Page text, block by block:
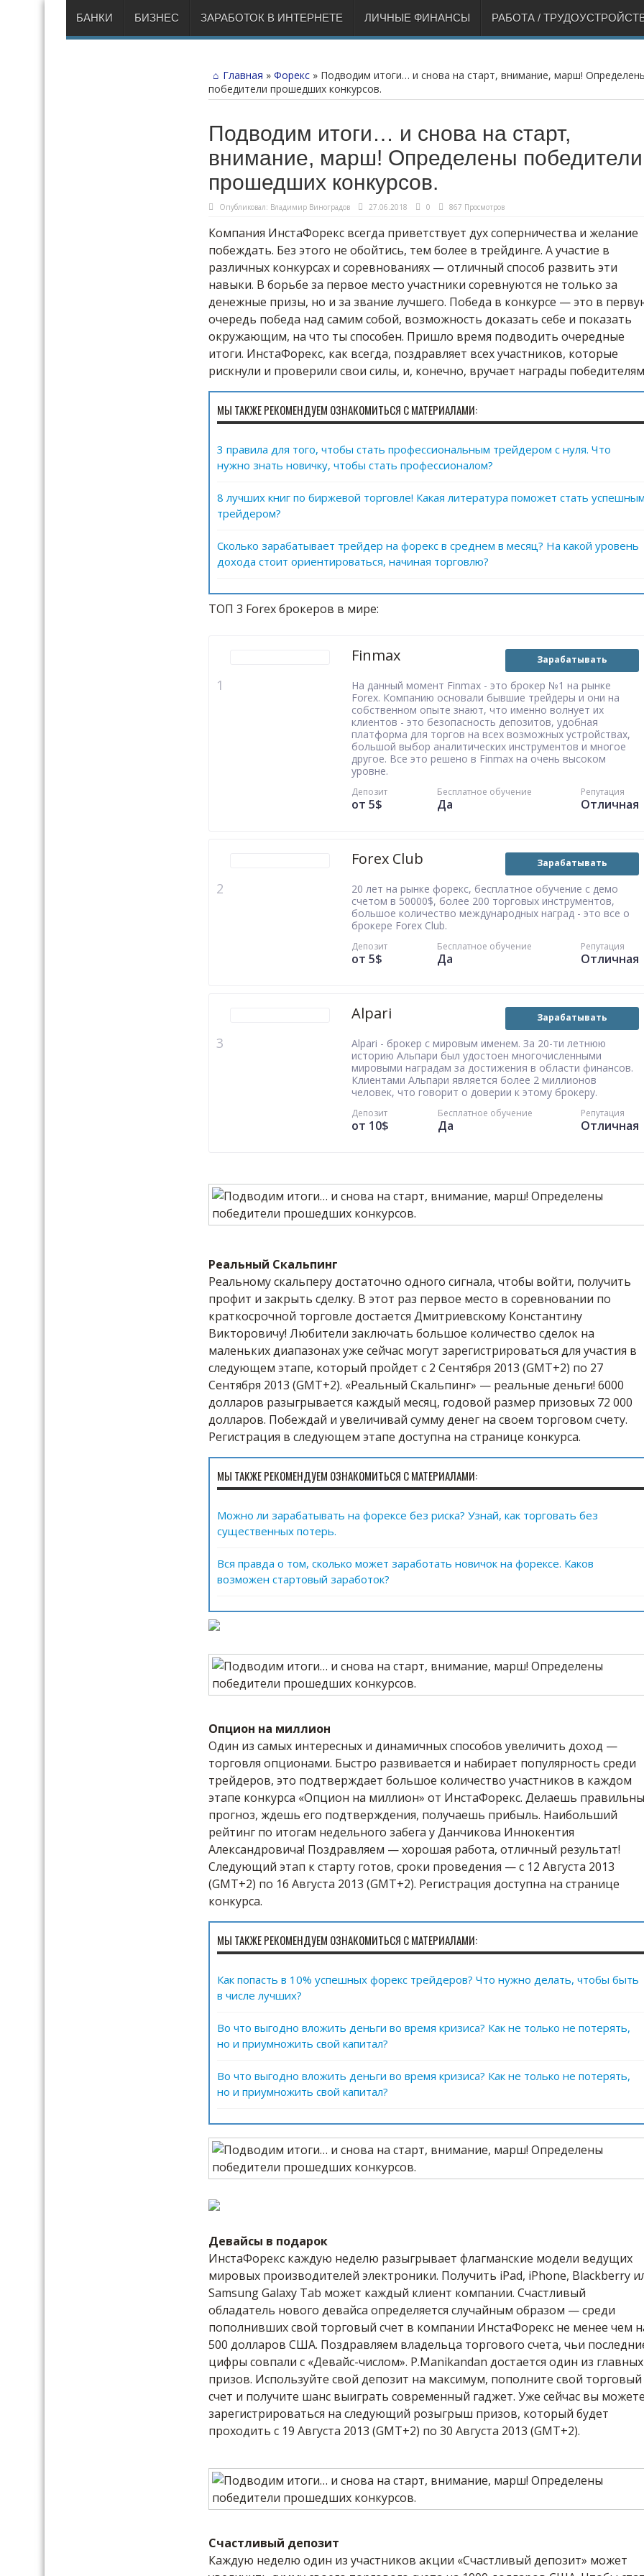
БАНКИ БИЗНЕС ЗАРАБОТОК В ИНТЕРНЕТЕ ЛИЧНЫЕ ФИНАНСЫ РАБОТА /
Главная » Форекс » Подводим итоги… и снова на старт, внимание, марш!
победители прошедших конкурсов.
Подводим итоги… и снова на старт,
внимание, марш! Определены победители
прошедших конкурсов.
Опубликовал: Владимир Виноградов 27.06.2018 0 867 Просмотров
Компания ИнстаФорекс всегда приветствует дух соперничества и желание
побеждать. Без этого не обойтись, тем более в трейдинге. А участие в
различных конкурсах и соревнованиях — отличный способ развить эти
навыки. В борьбе за первое место участники соревнуются не только за
денежные призы, но и за звание лучшего. Победа в конкурсе — это в
очередь победа над самим собой, возможность доказать себе и показать
окружающим, на что ты способен. Пришло время подводить очередные
итоги. ИнстаФорекс, как всегда, поздравляет всех участников, которые
рискнули и проверили свои силы, и, конечно, вручает награды
МЫ ТАКЖЕ РЕКОМЕНДУЕМ ОЗНАКОМИТЬСЯ С МАТЕРИАЛАМИ:
3 правила для того, чтобы стать профессиональным трейдером с нуля. Что
нужно знать новичку, чтобы стать профессионалом?
8 лучших книг по биржевой торговле! Какая литература поможет стать
трейдером?
Сколько зарабатывает трейдер на форекс в среднем в месяц? На какой уровень
дохода стоит ориентироваться, начиная торговлю?
ТОП 3 Forex брокеров в мире:
Finmax Зарабатывать
На данный момент Finmax - это брокер №1 на рынке
Forex. Компанию основали бывшие трейдеры и они на
собственном опыте знают, что именно волнует их
клиентов - это безопасность депозитов, удобная
платформа для торгов на всех возможных устройствах,
большой выбор аналитических инструментов и многое
другое. Все это решено в Finmax на очень высоком
уровне.
Депозит
от 5$
Бесплатное обучение
Да
Репутация
Отличная
Forex Club Зарабатывать
20 лет на рынке форекс, бесплатное обучение с демо
счетом в 50000$, более 200 торговых инструментов,
большое количество международных наград - это все о
брокере Forex Club.
Депозит
от 5$
Бесплатное обучение
Да
Репутация
Отличная
Alpari Зарабатывать
Alpari - брокер с мировым именем. За 20-ти летнюю
историю Альпари был удостоен многочисленными
мировыми наградам за достижения в области финансов.
Клиентами Альпари является более 2 миллионов
человек, что говорит о доверии к этому брокеру.
Депозит
от 10$
Бесплатное обучение
Да
Репутация
Отличная
Реальный Скальпинг
Реальному скальперу достаточно одного сигнала, чтобы войти, получить
профит и закрыть сделку. В этот раз первое место в соревновании по
краткосрочной торговле достается Дмитриевскому Константину
Викторовичу! Любители заключать большое количество сделок на
маленьких диапазонах уже сейчас могут зарегистрироваться для участия в
следующем этапе, который пройдет с 2 Сентября 2013 (GMT+2) по 27
Сентября 2013 (GMT+2). «Реальный Скальпинг» — реальные деньги! 6000
долларов разыгрывается каждый месяц, годовой размер призовых 72 000
долларов. Побеждай и увеличивай сумму денег на своем торговом счету.
Регистрация в следующем этапе доступна на странице конкурса.
МЫ ТАКЖЕ РЕКОМЕНДУЕМ ОЗНАКОМИТЬСЯ С МАТЕРИАЛАМИ:
Можно ли зарабатывать на форексе без риска? Узнай, как торговать без
существенных потерь.
Вся правда о том, сколько может заработать новичок на форексе. Каков
возможен стартовый заработок?
Опцион на миллион
Один из самых интересных и динамичных способов увеличить доход —
торговля опционами. Быстро развивается и набирает популярность среди
трейдеров, это подтверждает большое количество участников в каждом
этапе конкурса «Опцион на миллион» от ИнстаФорекс. Делаешь
прогноз, ждешь его подтверждения, получаешь прибыль. Наибольший
рейтинг по итогам недельного забега у Данчикова Иннокентия
Александровича! Поздравляем — хорошая работа, отличный результат!
Следующий этап к старту готов, сроки проведения — с 12 Августа 2013
(GMT+2) по 16 Августа 2013 (GMT+2). Регистрация доступна на странице
конкурса.
МЫ ТАКЖЕ РЕКОМЕНДУЕМ ОЗНАКОМИТЬСЯ С МАТЕРИАЛАМИ:
Как попасть в 10% успешных форекс трейдеров? Что нужно делать, чтобы быть
в числе лучших?
Во что выгодно вложить деньги во время кризиса? Как не только не потерять,
но и приумножить свой капитал?
Во что выгодно вложить деньги во время кризиса? Как не только не потерять,
но и приумножить свой капитал?
Девайсы в подарок
ИнстаФорекс каждую неделю разыгрывает флагманские модели ведущих
мировых производителей электроники. Получить iPad, iPhone, Blackberry
Samsung Galaxy Tab может каждый клиент компании. Счастливый
обладатель нового девайса определяется случайным образом — среди
пополнивших свой торговый счет в компании ИнстаФорекс не менее чем
500 долларов США. Поздравляем владельца торгового счета, чьи
цифры совпали с «Девайс-числом». P.Manikandan достается один из главных
призов. Используйте свой депозит на максимум, пополните свой торговый
счет и получите шанс выиграть современный гаджет. Уже сейчас вы
зарегистрироваться на следующий розыгрыш призов, который будет
проходить с 19 Августа 2013 (GMT+2) по 30 Августа 2013 (GMT+2).
Счастливый депозит
Каждую неделю один из участников акции «Счастливый депозит» может